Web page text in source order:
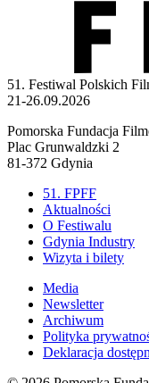
51. Festiwal Polskich
21-26.09.2026
Pomorska Fundacja
Plac Grunwaldzki 2
81-372 Gdynia
51. FPFF
Aktualności
O Festiwalu
Gdynia Industry
Wizyta i bilety
Media
Newsletter
Archiwum
Polityka
Deklaracja